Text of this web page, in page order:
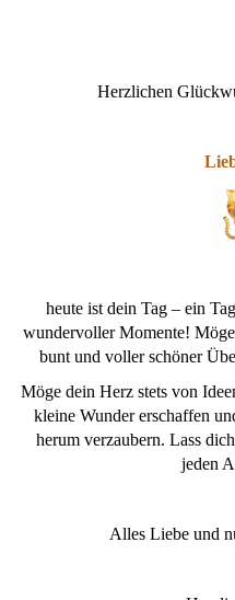
Herzlichen
heute ist dein Tag – ein
wundervoller Momente!
bunt und voller schöner
Möge dein Herz stets von
kleine Wunder erschaffen
herum verzaubern. Lass
jeden
Alles Liebe und